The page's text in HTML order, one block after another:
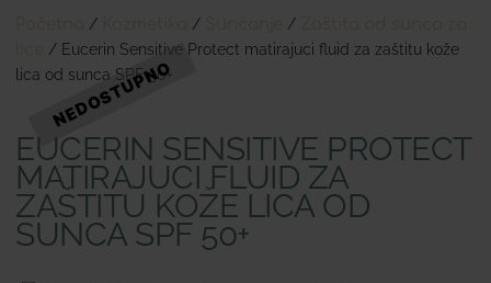
/ / /
/ Eucerin Sensitive Protect matirajuci fluid za zaštitu kože
lica od sunca SPF 50+
EUCERIN SENSITIVE PROTECT
MATIRAJUCI FLUID ZA
ZAŠTITU KOŽE LICA OD
SUNCA SPF 50+